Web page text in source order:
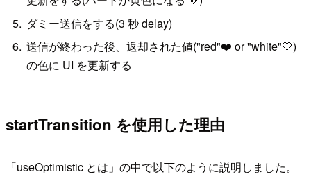
ダミー送信をする(3 秒 delay)
送信が終わった後、返却された値("red"❤️ or "white"🤍)
の色に UI を更新する
startTransition を使用した理由
「useOptimistic とは」の中で以下のように説明しました。